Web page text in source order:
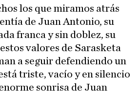
los que miramos atrás
de Juan Antonio, su
franca y sin doblez, su
valores de Sarasketa
a seguir defendiendo un
triste, vacío y en silencio
sonrisa de Juan